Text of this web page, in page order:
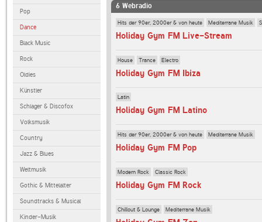
Pop
Dance
Black Music
Rock
Oldies
Künstler
Schlager & Discofox
Volksmusik
Country
Jazz & Blues
Weltmusik
Gothic & Mittelalter
Soundtracks & Musical
Kinder-Musik
6 Webradio
Hits der 90er, 2000er & von heute Mediterrane Musik
Holiday Gym FM Live-Stream
House Trance Electro
Holiday Gym FM Ibiza
Latin
Holiday Gym FM Latino
Hits der 90er, 2000er & von heute Mediterrane Musik
Holiday Gym FM Pop
Modern Rock Classic Rock
Holiday Gym FM Rock
Chillout & Lounge Mediterrane Musik